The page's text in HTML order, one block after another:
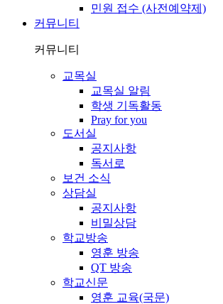
민원 접수 (사전예약제)
커뮤니티
커뮤니티
교목실
교목실 알림
학생 기독활동
Pray for you
도서실
공지사항
독서로
보건 소식
상담실
공지사항
비밀상담
학교방송
영훈 방송
QT 방송
학교신문
영훈 교육(국문)